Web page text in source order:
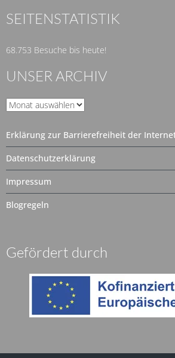
SEITENSTATISTIK
68.753 Besuche bis heute!
UNSER ARCHIV
Unser
Erklärung zur Barrierefreiheit der
Datenschutzerklärung
Impressum
Blogregeln
Gefördert durch